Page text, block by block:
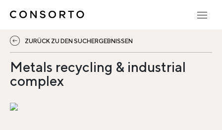
ZURÜCK ZU DEN SUCHERGEBNISSEN
Metals recycling & industrial
complex